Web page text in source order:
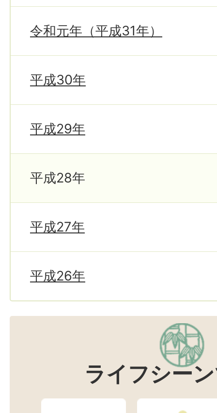
令和元年（平成31年）
平成30年
平成29年
平成28年
平成27年
平成26年
ライフシー